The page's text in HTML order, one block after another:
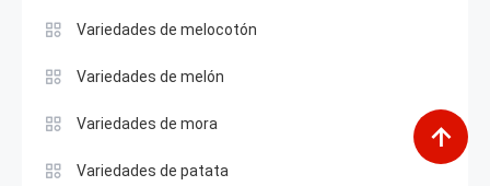
Variedades de melocotón
Variedades de melón
Variedades de mora
Variedades de patata